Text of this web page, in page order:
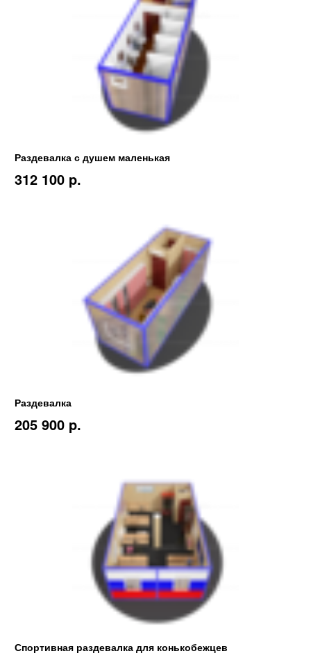
Раздевалка с душем маленькая
312 100 p.
Раздевалка
205 900 p.
Спортивная раздевалка для конькобежцев